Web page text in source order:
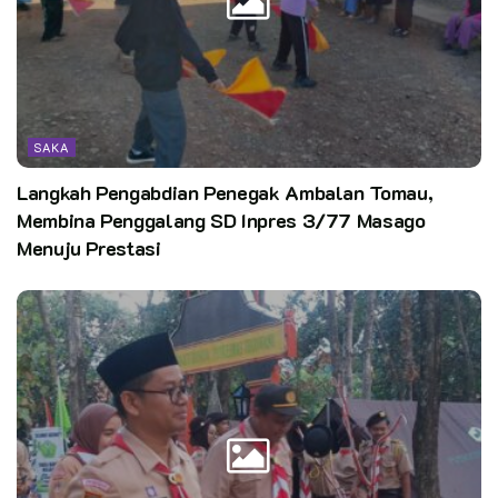
BACA JUGA
Langkah Pengabdian Penegak Ambalan Tomau,
Membina Penggalang SD Inpres 3/77 Masago
Menuju Prestasi
Saka Bakti Husada Gelar Perkemahan, Angkat
Potensi Wisata, Kampanyekan Hidup Sehat
Melalui kegiatan donor darah ini kami terus berharap Gerakan
Pramuka tetap dan selalu terlibat aktif dalam berbagai
kegiatan sosial di wilayah masing-masing, menunjukkan
semangat gotong royong dan pengabdian kepada masyarakat
dalam Bulan Bakti Pramuka.
SAKA
Langkah Pengabdian Penegak Ambalan Tomau,
Membina Penggalang SD Inpres 3/77 Masago
Menuju Prestasi